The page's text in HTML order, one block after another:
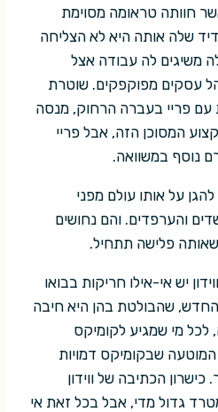
חוותה טראומה מסוימת
שלה אותה היא לא הצליחה
משיגים לה עבודה אצל
עסקים מפוקפקים. שוטרת
עם פריי בעברה הרחוק, מנסה
המסוכן הזה, אבל פריי
נוסף במשוואה.
על אותו עולם מפני
והערפדים. והם נחושים
פלישה תתחיל.
יש אי-אילו חריקות בבואו
שהבולטת בהן היא חיבה
לכל מי שמגיע לקומיקס
שבקומיקס דמויות
הכתיבה של ווידון
גדול מדי, אבל בכל זאת אי